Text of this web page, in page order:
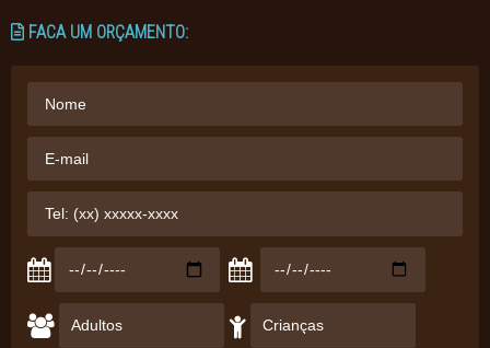
FACA UM ORÇAMENTO: